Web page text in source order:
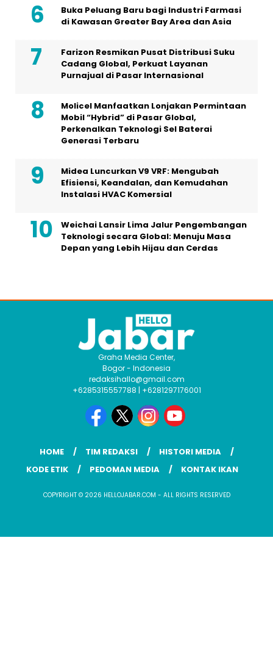
Buka Peluang Baru bagi Industri Farmasi
di Kawasan Greater Bay Area dan Asia
Farizon Resmikan Pusat Distribusi Suku
Cadang Global, Perkuat Layanan
Purnajual di Pasar Internasional
Molicel Manfaatkan Lonjakan Permintaan
Mobil “Hybrid” di Pasar Global,
Perkenalkan Teknologi Sel Baterai
Generasi Terbaru
Midea Luncurkan V9 VRF: Mengubah
Efisiensi, Keandalan, dan Kemudahan
Instalasi HVAC Komersial
Weichai Lansir Lima Jalur Pengembangan
Teknologi secara Global: Menuju Masa
Depan yang Lebih Hijau dan Cerdas
Graha Media Center,
Bogor - Indonesia
redaksihallo@gmail.com
+6285315557788 | +6281297176001
HOME TIM REDAKSI
HISTORI MEDIA
KODE ETIK
PEDOMAN MEDIA KONTAK IKAN
COPYRIGHT © 2026 HELLOJABAR.COM - ALL RIGHTS RESERVED